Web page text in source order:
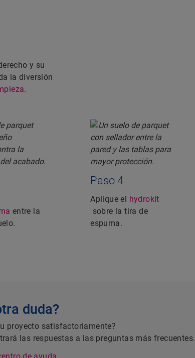
y su
la diversión
.
entre la
Paso 4
Aplique el hydrokit
sobre la tira de
espuma.
duda?
proyecto satisfactoriamente?
las respuestas a las preguntas más frecuentes.